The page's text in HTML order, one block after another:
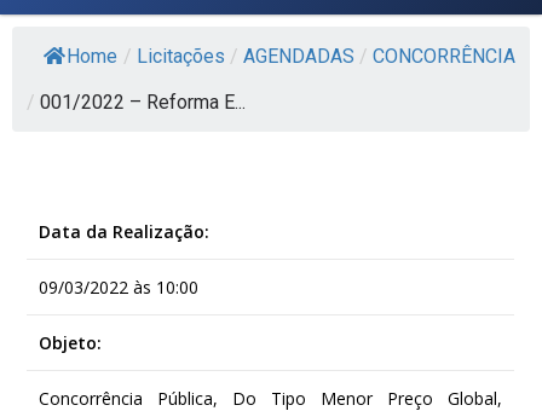
Home / Licitações / AGENDADAS / CONCORRÊNCIA
/ 001/2022 – Reforma E...
Data da Realização:
09/03/2022 às 10:00
Objeto:
Concorrência Pública, Do Tipo Menor Preço Global,